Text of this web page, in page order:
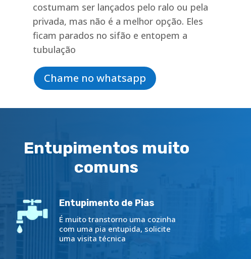
costumam ser lançados pelo ralo ou pela
privada, mas não é a melhor opção. Eles
ficam parados no sifão e entopem a
tubulação
Chame no whatsapp
Entupimentos muito
comuns
Entupimento de Pias
É muito transtorno uma cozinha
com uma pia entupida, solicite
uma visita técnica